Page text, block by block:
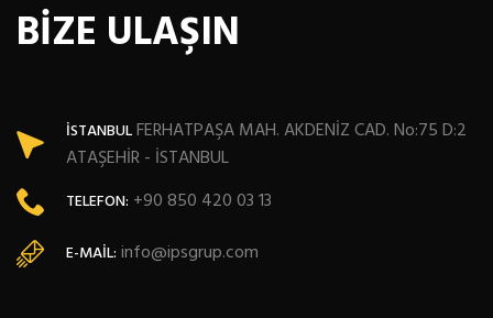
BİZE ULAŞIN
İSTANBULFERHATPAŞA MAH. AKDENİZ CAD. No:75 D:2
ATAŞEHİR - İSTANBUL
TELEFON: +90 850 420 03 13
E-MAIL: info@ipsgrup.com